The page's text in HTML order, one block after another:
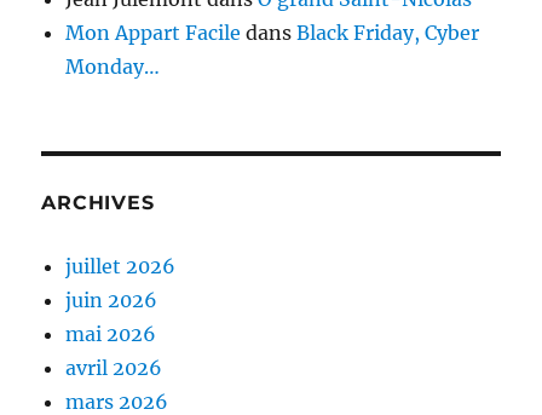
Mon Appart Facile dansBlack Friday, Cyber
Monday…
ARCHIVES
juillet 2026
juin 2026
mai 2026
avril 2026
mars 2026